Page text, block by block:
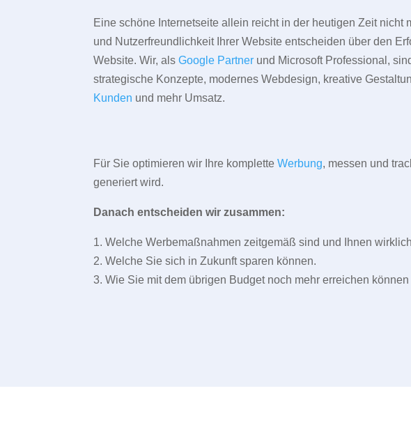
Eine schöne Internetseite allein reicht in der heutigen Zeit nicht
und Nutzerfreundlichkeit Ihrer Website entscheiden über den
Website. Wir, alsGoogle Partner und Microsoft Professional,
strategische Konzepte, modernes Webdesign, kreative
Kunden und mehr Umsatz.
Für Sie optimieren wir Ihre kompletteWerbung, messen und
generiert wird.
Danach entscheiden wir zusammen:
1. Welche Werbemaßnahmen zeitgemäß sind und Ihnen
2. Welche Sie sich in Zukunft sparen können.
3. Wie Sie mit dem übrigen Budget noch mehr erreichen